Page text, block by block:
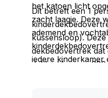
het katoen licht
zacht laagje. Deze
ademend en
iedere kinderkamer
Dit betreft een 1
kussensloop). Deze
dekbedovertrek
dekbedden van